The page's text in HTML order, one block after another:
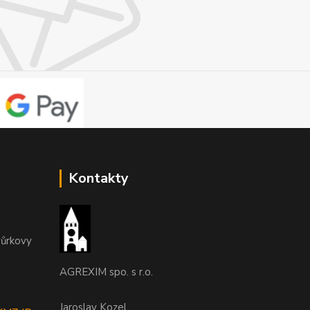
Kontakty
AGREXIM spo. s r.o.
Jaroslav Kozel